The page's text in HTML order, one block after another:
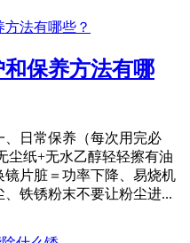
保养方法有哪
日常保养（每次用完必
尘纸+无水乙醇轻轻擦有油
片脏＝功率下降、易烧机
铁锈粉末不要让粉尘进...